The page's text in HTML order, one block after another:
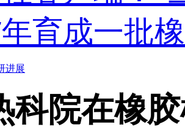
育成一批
进展
科院在橡